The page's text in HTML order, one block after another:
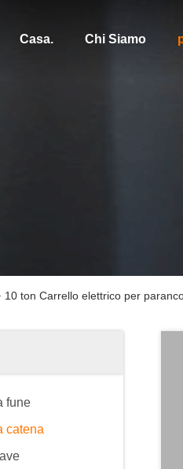
Casa. Chi Siamo
10 ton Carrello elettrico per
fune
catena